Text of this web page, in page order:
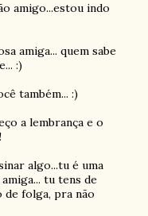
amigo...estou indo
amiga... quem sabe
:)
também... :)
a lembrança e o
algo...tu é uma
tu tens de
folga, pra não